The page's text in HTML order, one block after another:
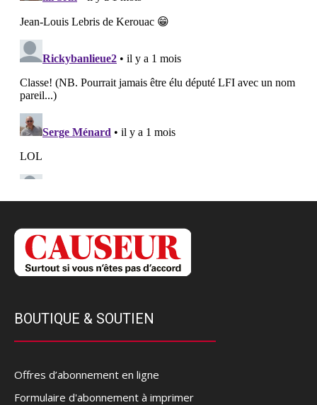
BOUTIQUE & SOUTIEN
Offres d’abonnement en ligne
Formulaire d'abonnement à imprimer